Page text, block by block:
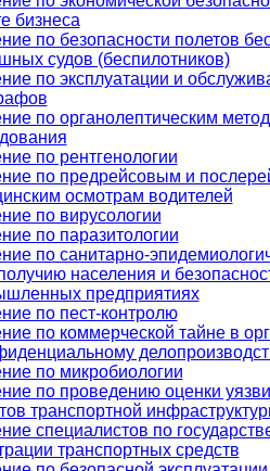
бизнеса
по безопасности полетов
судов (беспилотников)
по эксплуатации и
по органолептическим
по рентгенологии
по предрейсовым и
осмотрам водителей
по вирусологии
по паразитологии
по санитарно-
населения и
предприятиях
по пест-контролю
по коммерческой тайне в
по микробиологии
по проведению оценки
транспортной
специалистов по
транспортных средств